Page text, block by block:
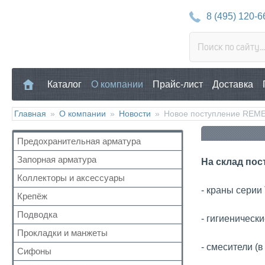
8 (495) 120-
Каталог О компании Прайс-лист Доставка
Главная » О компании » Новости » Новое поступление
Предохранительная арматура
Воздухоотводчик
Клапан предохранительный
Манометр/Термометр
Обратный клапан
Поплавковый клапан
Регулятор давления
Кран Маевского
Запорная арматура
Кран шаровый для воды
Кран с американкой
Краны прочие
Краны для бытовой техники
Для радиаторов
Дачные краны
Коллекторы и аксессуары
Аксессуары для коллекторов
Коллекторные группы
Коллекторы
Крепёж
Для труб
Для радиатора
Прочий
Подводка
Газ
Газ сильфон
Вода
Прокладки и манжеты
Прокладки
Сифоны
На склад
- краны серии
-
- смесители